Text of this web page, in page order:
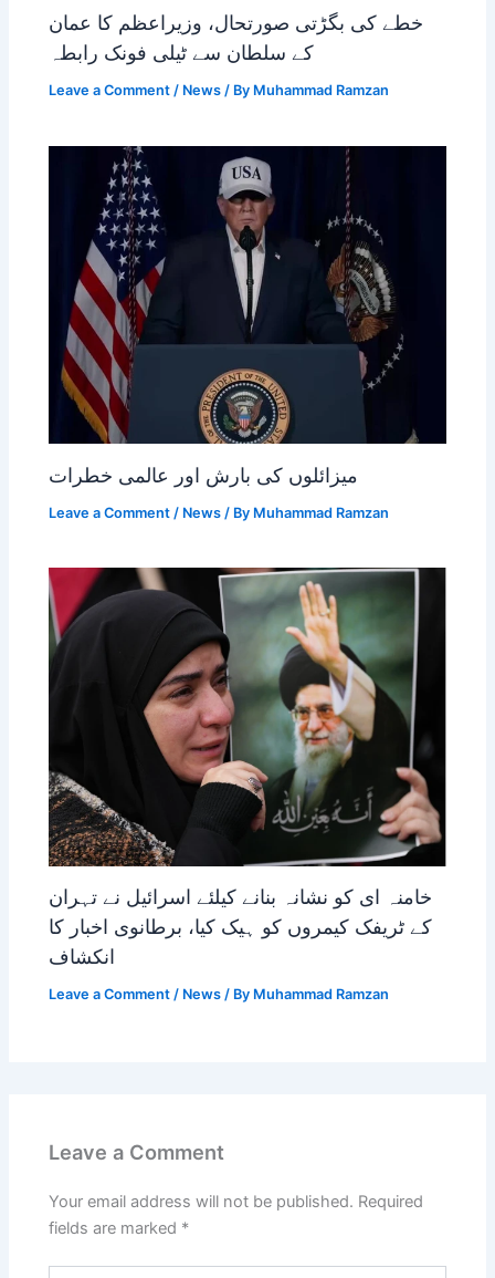
خطے کی بگڑتی صورتحال، وزیراعظم کا عمان
کے سلطان سے ٹیلی فونک رابطہ
Leave a Comment / News / By Muhammad Ramzan
میزائلوں کی بارش اور عالمی خطرات
Leave a Comment / News / By Muhammad Ramzan
خامنہ ای کو نشانہ بنانے کیلئے اسرائیل نے تہران
کے ٹریفک کیمروں کو ہیک کیا، برطانوی اخبار کا
انکشاف
Leave a Comment / News / By Muhammad Ramzan
Leave a Comment
Your email address will not be published. Required
fields are marked *